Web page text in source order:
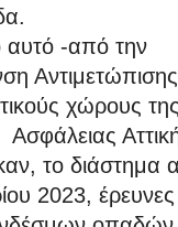
αυτό -από την
χώρους της
το
2023,